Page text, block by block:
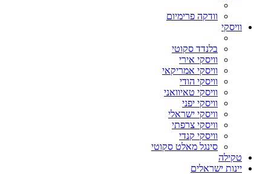
וודקה פרימיום
וויסקי
בלנדד סקוטי
וויסקי אירי
וויסקי אמריקאי
וויסקי הודי
וויסקי טאיוואני
וויסקי יפני
וויסקי ישראלי
וויסקי צרפתי
וויסקי קנדי
סינגל מאלט סקוטי
טקילה
יינות ישראלים